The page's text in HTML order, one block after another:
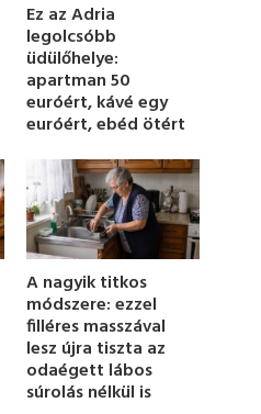
Ez az Adria
legolcsóbb
üdülőhelye:
apartman 50
euróért, kávé egy
euróért, ebéd ötért
A nagyik titkos
módszere: ezzel
filléres masszával
lesz újra tiszta az
odaégett lábos
súrolás nélkül is